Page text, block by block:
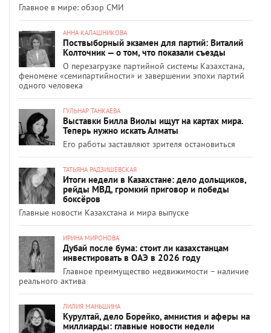
Главное в мире: обзор СМИ
АННА КАЛАШНИКОВА
Поствыборный экзамен для партий: Виталий
Колточник — о том, что показали съезды
О перезагрузке партийной системы Казахстана,
феномене «семипартийности» и завершении эпохи партий
одного человека
ГУЛЬНАР ТАНКАЕВА
Выставки Билла Виолы ищут на картах мира.
Теперь нужно искать Алматы
Его работы заставляют зрителя остановиться
ТАТЬЯНА РАДЗИШЕВСКАЯ
Итоги недели в Казахстане: дело дольщиков,
рейды МВД, громкий приговор и победы
боксёров
Главные новости Казахстана и мира выпуске
ИРИНА МИРОНОВА
Дубай после бума: стоит ли казахстанцам
инвестировать в ОАЭ в 2026 году
Главное преимущество недвижимости – наличие
реального актива
ЛИЛИЯ МАНЬШИНА
Курултай, дело Борейко, амнистия и аферы на
миллиарды: главные новости недели